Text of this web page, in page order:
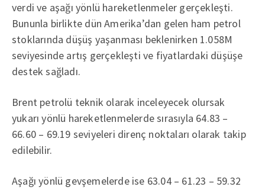
verdi ve aşağı yönlü hareketlenmeler gerçekleşti.
Bununla birlikte dün Amerika’dan gelen ham petrol
stoklarında düşüş yaşanması beklenirken 1.058M
seviyesinde artış gerçekleşti ve fiyatlardaki düşüşe
destek sağladı.
Brent petrolü teknik olarak inceleyecek olursak
yukarı yönlü hareketlenmelerde sırasıyla 64.83 –
66.60 – 69.19 seviyeleri direnç noktaları olarak takip
edilebilir.
Aşağı yönlü gevşemelerde ise 63.04 – 61.23 – 59.32